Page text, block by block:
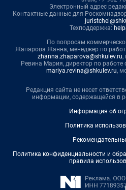
Электронный адрес
Контактные данные для
Техподдержка:
По вопросам
Жапарова Жанна, менеджер по
zhanna.zhaparova@shkulev.ru,
Ревина Мария, директор по
mariya.revina@shkulev.ru,
Редакция сайта не несет
информации, содержащейся в
Информация об
Политика
Политика конфиденциальности и
правила